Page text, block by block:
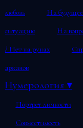
любовь
На будущее
ситуацию
На
/ Нет на рунах
арканов
Нумерология ▾
Портрет личности
Совместимость